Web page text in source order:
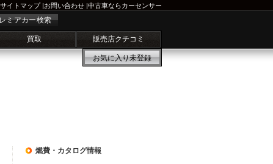
サイトマップ|お問い合わせ |中古車ならカーセンサー
ミアカー検索
買取 販売店クチコミ
お気に入り未登録
燃費・カタログ情報